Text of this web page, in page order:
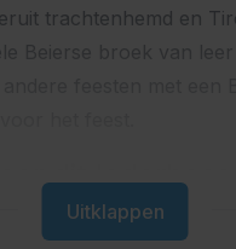
trachtenhemd en
dit lederhose
Uitklappen